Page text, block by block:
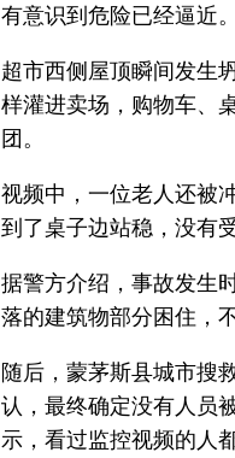
有意识到危险已经逼近
超市西侧屋顶瞬间发生
样灌进卖场，购物车、
团。
视频中，一位老人还被
到了桌子边站稳，没有受
据警方介绍，事故发生
落的建筑物部分困住，
随后，蒙茅斯县城市搜
认，最终确定没有人员
示，看过监控视频的人